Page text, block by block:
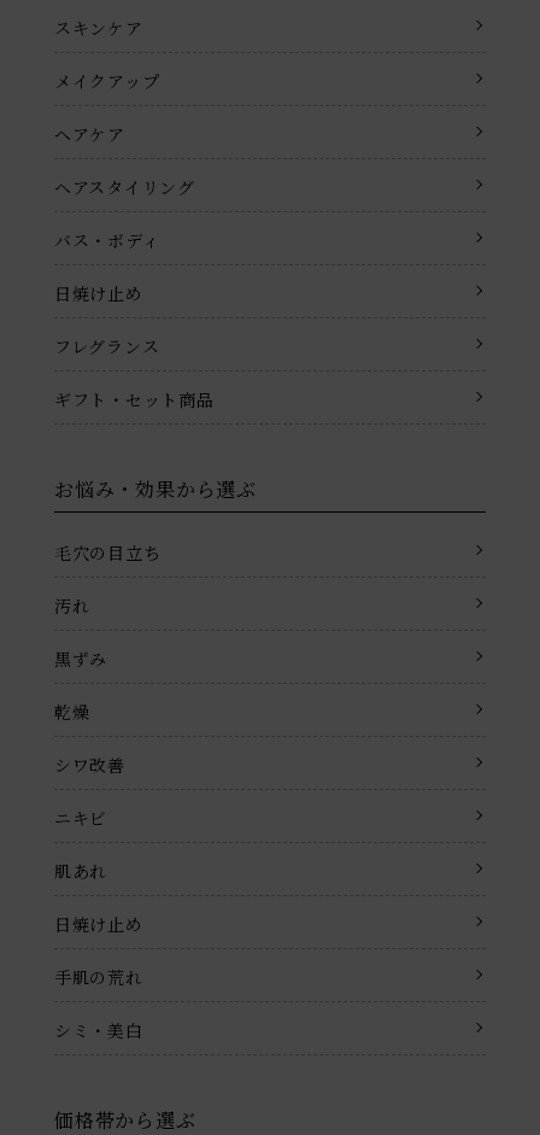
スキンケア
メイクアップ
ヘアケア
ヘアスタイリング
バス・ボディ
日焼け止め
フレグランス
ギフト・セット商品
お悩み・効果から選ぶ
毛穴の目立ち
汚れ
黒ずみ
乾燥
シワ改善
ニキビ
肌あれ
日焼け止め
手肌の荒れ
シミ・美白
価格帯から選ぶ